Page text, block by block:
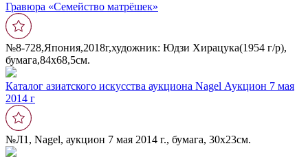
Гравюра «Семейство матрëшек»
№8-728,Япония,2018г,художник: Юдзи Хирацука(1954 г/р),
бумага,84х68,5см.
Каталог азиатского искусства аукциона Nagel Аукцион 7 мая
2014 г
№Л1, Nagel, аукцион 7 мая 2014 г., бумага, 30х23см.